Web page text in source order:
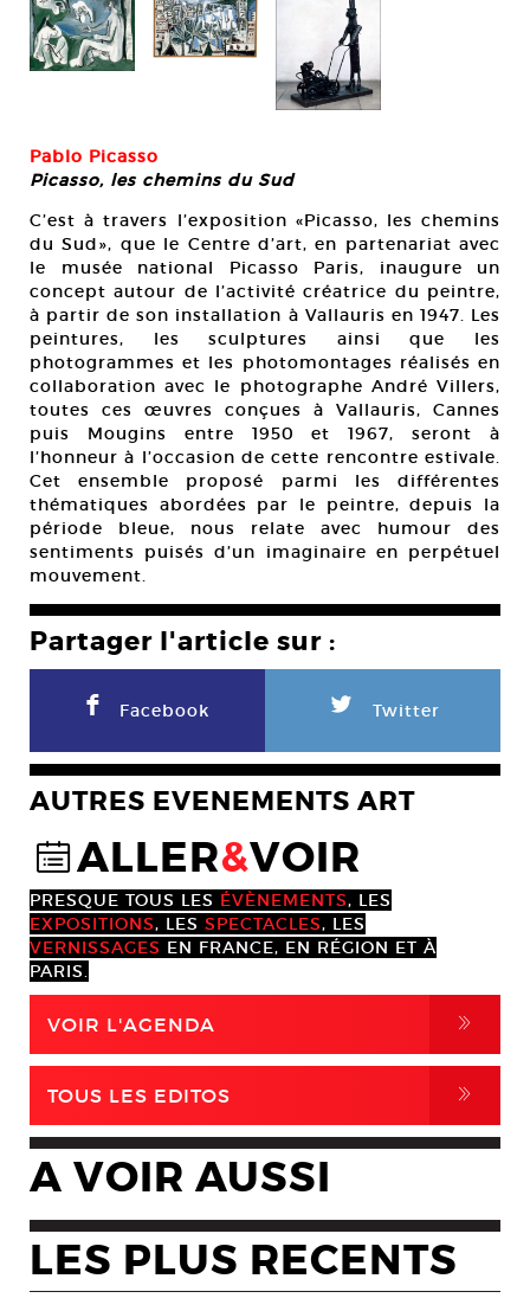
Pablo Picasso
Picasso, les chemins du Sud
C’est à travers l’exposition «Picasso, les chemins
du Sud», que le Centre d’art, en partenariat avec
le musée national Picasso Paris, inaugure un
concept autour de l’activité créatrice du peintre,
à partir de son installation à Vallauris en 1947. Les
peintures, les sculptures ainsi que les
photogrammes et les photomontages réalisés en
collaboration avec le photographe André Villers,
toutes ces œuvres conçues à Vallauris, Cannes
puis Mougins entre 1950 et 1967, seront à
l’honneur à l’occasion de cette rencontre estivale.
Cet ensemble proposé parmi les différentes
thématiques abordées par le peintre, depuis la
période bleue, nous relate avec humour des
sentiments puisés d’un imaginaire en perpétuel
mouvement.
Partager l'article sur :
F Facebook L Twitter
AUTRES EVENEMENTS ART
@ALLER&VOIR
PRESQUE TOUS LES ÉVÈNEMENTS, LES
EXPOSITIONS, LES SPECTACLES, LES
VERNISSAGES EN FRANCE, EN RÉGION ET À
PARIS.
VOIR L'AGENDA ,
TOUS LES EDITOS ,
A VOIR AUSSI
LES PLUS RECENTS